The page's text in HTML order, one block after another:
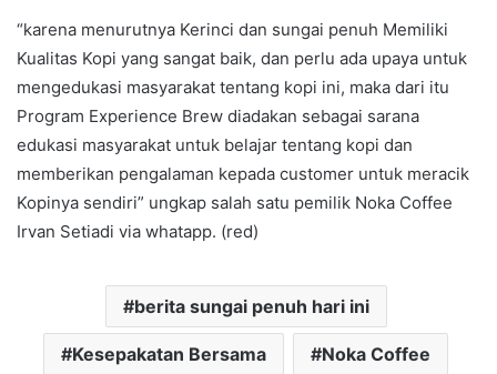
“karena menurutnya Kerinci dan sungai penuh Memiliki
Kualitas Kopi yang sangat baik, dan perlu ada upaya untuk
mengedukasi masyarakat tentang kopi ini, maka dari itu
Program Experience Brew diadakan sebagai sarana
edukasi masyarakat untuk belajar tentang kopi dan
memberikan pengalaman kepada customer untuk meracik
Kopinya sendiri” ungkap salah satu pemilik Noka Coffee
Irvan Setiadi via whatapp. (red)
berita sungai penuh hari ini
Kesepakatan Bersama Noka Coffee